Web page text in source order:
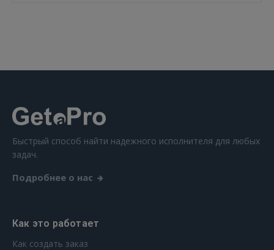
Ещё не зарегистрированы?
РЕГИСТРАЦИЯ
Быстрый способ найти надежного исполнителя для любых
задач.
Подробнее о нас
Как это работает
Как создать заказ